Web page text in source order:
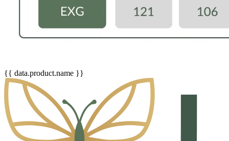
{{ data.product.name }}